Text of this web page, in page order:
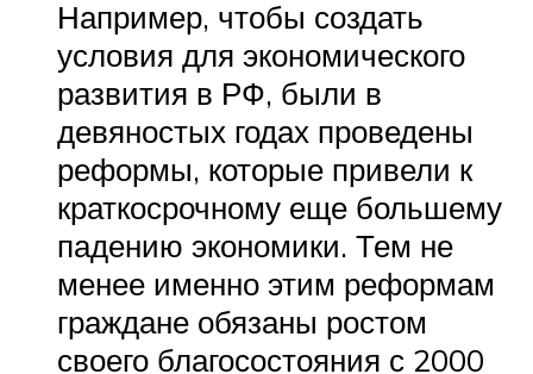
Например, чтобы создать
условия для экономического
развития в РФ, были в
девяностых годах проведены
реформы, которые привели к
краткосрочному еще большему
падению экономики. Тем не
менее именно этим реформам
граждане обязаны ростом
своего благосостояния с 2000